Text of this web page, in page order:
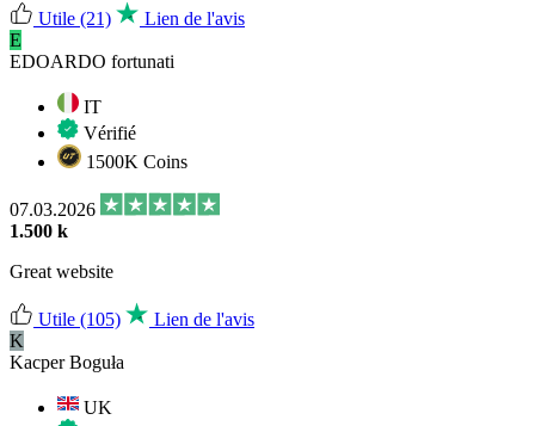
Utile (21)
Lien de l'avis
E
EDOARDO fortunati
IT
Vérifié
1500K Coins
07.03.2026
1.500 k
Great website
Utile (105)
Lien de l'avis
K
Kacper Boguła
UK